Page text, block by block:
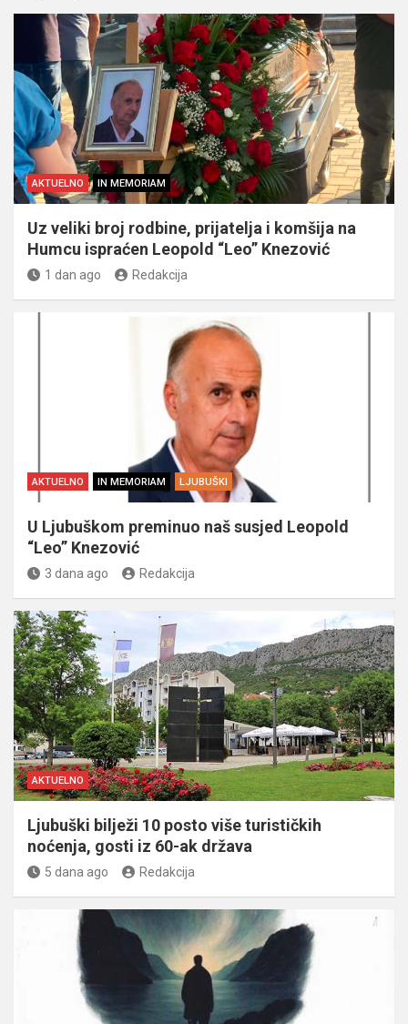
AKTUELNO IN MEMORIAM
Uz veliki broj rodbine, prijatelja i komšija na
Humcu ispraćen Leopold “Leo” Knezović
1 dan ago Redakcija
AKTUELNO IN MEMORIAM LJUBUŠKI
U Ljubuškom preminuo naš susjed Leopold
“Leo” Knezović
3 dana ago Redakcija
AKTUELNO
Ljubuški bilježi 10 posto više turističkih
noćenja, gosti iz 60-ak država
5 dana ago Redakcija